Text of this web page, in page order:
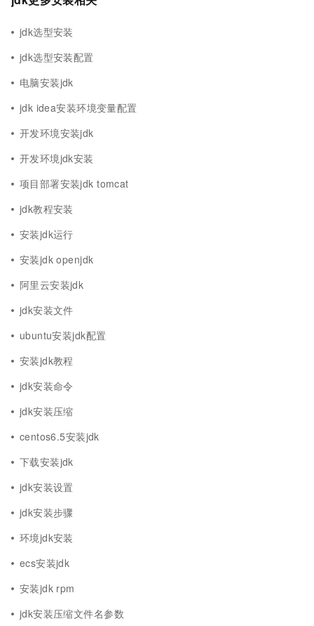
jdk选型安装
jdk选型安装配置
电脑安装jdk
jdk idea安装环境变量配置
开发环境安装jdk
开发环境jdk安装
项目部署安装jdk tomcat
jdk教程安装
安装jdk运行
安装jdk openjdk
阿里云安装jdk
jdk安装文件
ubuntu安装jdk配置
安装jdk教程
jdk安装命令
jdk安装压缩
centos6.5安装jdk
下载安装jdk
jdk安装设置
jdk安装步骤
环境jdk安装
ecs安装jdk
安装jdk rpm
jdk安装压缩文件名参数